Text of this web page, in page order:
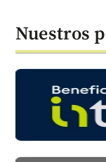
Nuestros